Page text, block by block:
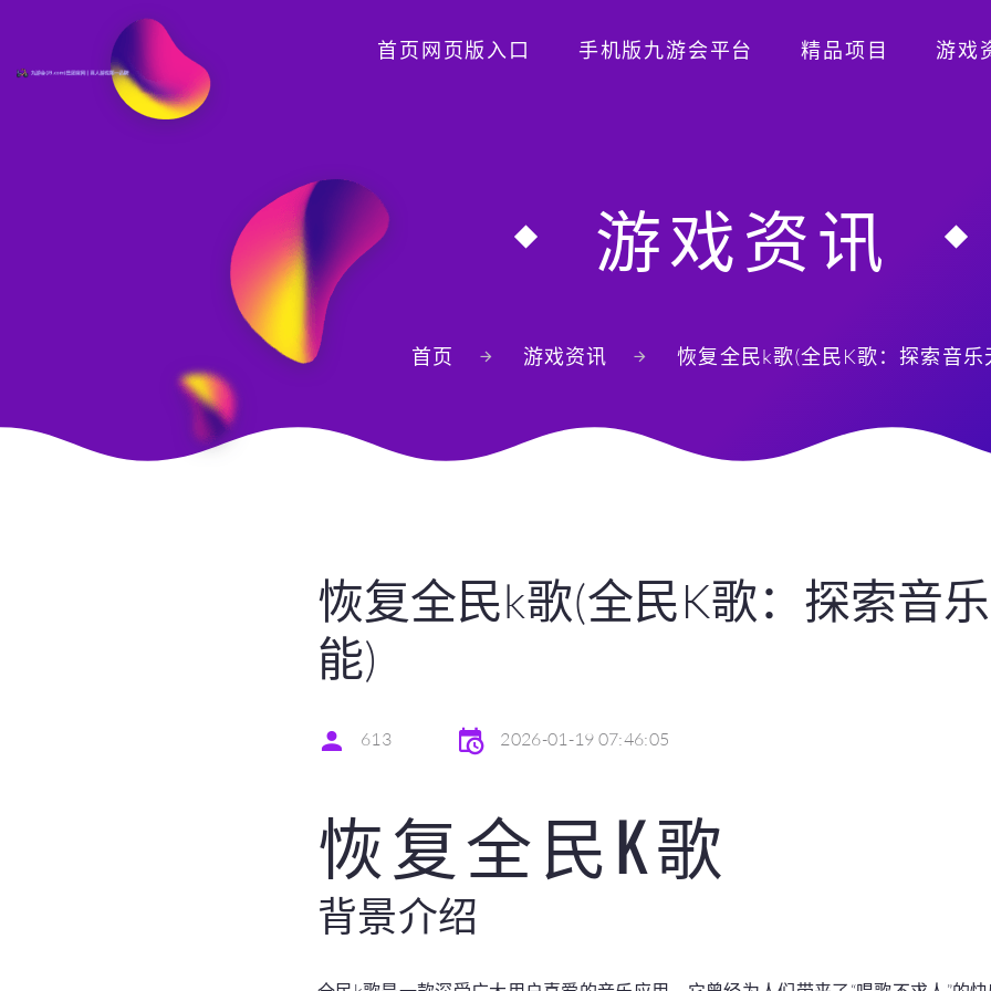
首页网页版入口 手机版九游会平台 精品项目 游戏
游戏资讯
首页 游戏资讯 恢复全民k歌(全民K歌：探索音乐
恢复全民k歌(全民K歌：探索音
能)
613 2026-01-19 07:46:05
恢复全民K歌
背景介绍